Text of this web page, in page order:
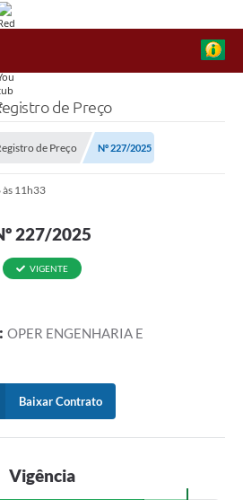
de Preço
de Preço Nº 227/2025
11h33
227/2025
VIGENTE
OPER ENGENHARIA E
Baixar Contrato
Vigência